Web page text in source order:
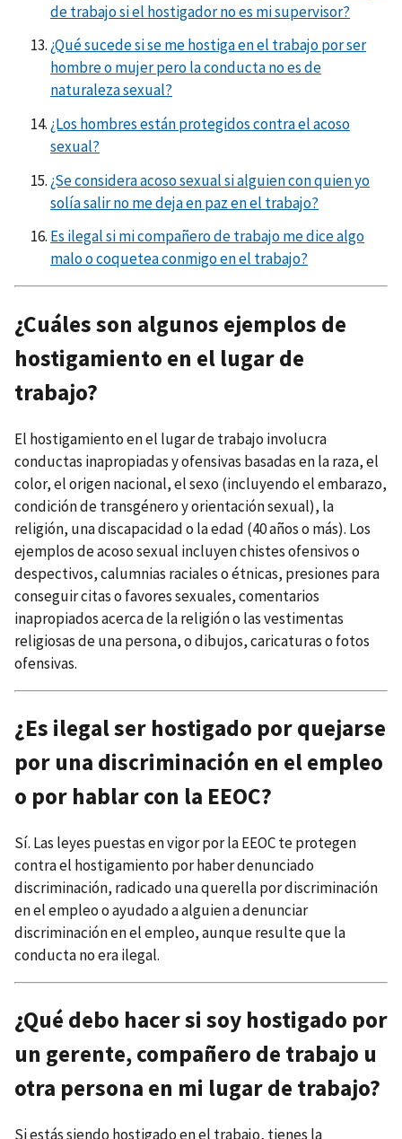
de trabajo si el hostigador no es mi supervisor?
¿Qué sucede si se me hostiga en el trabajo por ser
hombre o mujer pero la conducta no es de
naturaleza sexual?
¿Los hombres están protegidos contra el acoso
sexual?
¿Se considera acoso sexual si alguien con quien yo
solía salir no me deja en paz en el trabajo?
Es ilegal si mi compañero de trabajo me dice algo
malo o coquetea conmigo en el trabajo?
¿Cuáles son algunos ejemplos de
hostigamiento en el lugar de
trabajo?
El hostigamiento en el lugar de trabajo involucra
conductas inapropiadas y ofensivas basadas en la raza, el
color, el origen nacional, el sexo (incluyendo el embarazo,
condición de transgénero y orientación sexual), la
religión, una discapacidad o la edad (40 años o más). Los
ejemplos de acoso sexual incluyen chistes ofensivos o
despectivos, calumnias raciales o étnicas, presiones para
conseguir citas o favores sexuales, comentarios
inapropiados acerca de la religión o las vestimentas
religiosas de una persona, o dibujos, caricaturas o fotos
ofensivas.
¿Es ilegal ser hostigado por quejarse
por una discriminación en el empleo
o por hablar con la EEOC?
Sí. Las leyes puestas en vigor por la EEOC te protegen
contra el hostigamiento por haber denunciado
discriminación, radicado una querella por discriminación
en el empleo o ayudado a alguien a denunciar
discriminación en el empleo, aunque resulte que la
conducta no era ilegal.
¿Qué debo hacer si soy hostigado por
un gerente, compañero de trabajo u
otra persona en mi lugar de trabajo?
Si estás siendo hostigado en el trabajo, tienes la